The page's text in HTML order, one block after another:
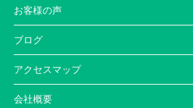
お客様の声
ブログ
アクセスマップ
会社概要